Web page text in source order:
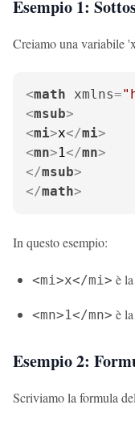
Esempio 1:
Creiamo una variabile
<math xmlns=
<msub>
<mi>x</mi>
<mn>1</mn>
</msub>
</math>
In questo esempio:
<mi>x</mi> è
<mn>1</mn> è
Esempio 2:
Scriviamo la formula